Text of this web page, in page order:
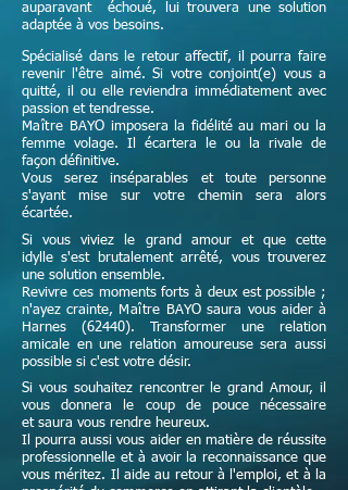
auparavant échoué, lui trouvera une solution
adaptée à vos besoins.
Spécialisé dans le retour affectif, il pourra faire
revenir l'être aimé. Si votre conjoint(e) vous a
quitté, il ou elle reviendra immédiatement avec
passion et tendresse.
Maître BAYO imposera la fidélité au mari ou la
femme volage. Il écartera le ou la rivale de
façon définitive.
Vous serez inséparables et toute personne
s'ayant mise sur votre chemin sera alors
écartée.
Si vous viviez le grand amour et que cette
idylle s'est brutalement arrêté, vous trouverez
une solution ensemble.
Revivre ces moments forts à deux est possible ;
n'ayez crainte,
Maître BAYO saura vous aider à
Harnes (62440). Transformer une relation
amicale en une relation amoureuse sera aussi
possible si c'est votre désir.
Si vous souhaitez rencontrer le grand Amour, il
vous donnera le coup de pouce nécessaire
et saura vous rendre heureux.
Il pourra aussi vous aider en matière de réussite
professionnelle et à avoir la reconnaissance que
vous méritez. Il aide au retour à l'emploi, et à la